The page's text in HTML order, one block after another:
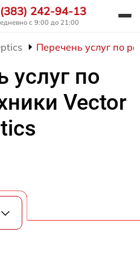
242-94-13
с 9:00 до 21:00
Перечень услуг по
услуг по
Vector